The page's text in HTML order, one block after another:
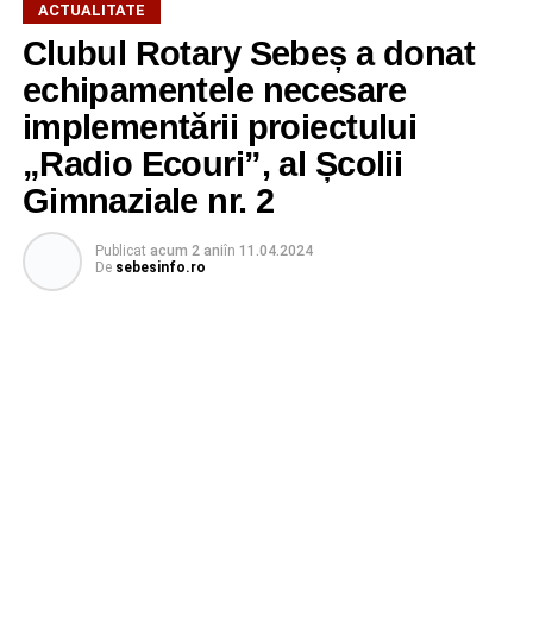
ACTUALITATE
Clubul Rotary Sebeș a donat
echipamentele necesare
implementării proiectului
„Radio Ecouri”, al Școlii
Gimnaziale nr. 2
Publicat acum 2 aniîn 11.04.2024
De sebesinfo.ro